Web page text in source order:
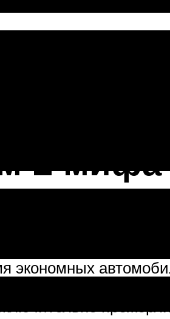
потребления
300
из другого
2 мифа
Забудьте об
механики и наш
развенчиваем